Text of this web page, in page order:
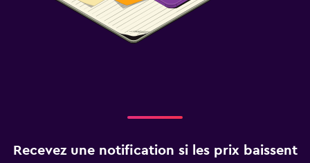
Recevez une notification si les prix baissent